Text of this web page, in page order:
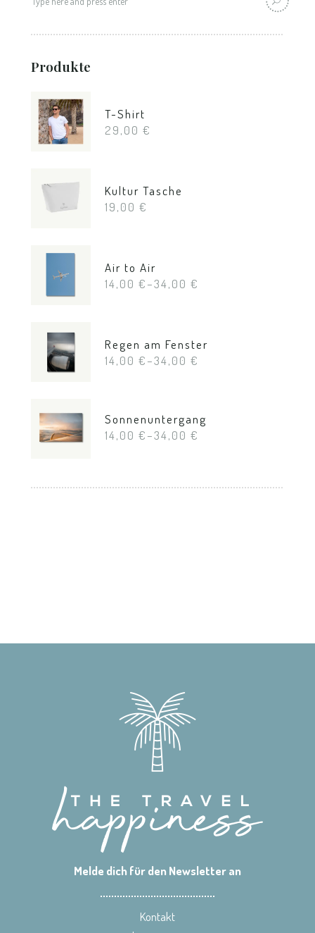
Produkte
T-Shirt
29,00 €
Kultur Tasche
19,00 €
Air to Air
14,00 €–34,00 €
Regen am Fenster
14,00 €–34,00 €
Sonnenuntergang
14,00 €–34,00 €
Melde dich für den Newsletter an
Kontakt